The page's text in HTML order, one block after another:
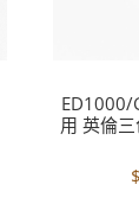
ED1000/
用 英倫
$